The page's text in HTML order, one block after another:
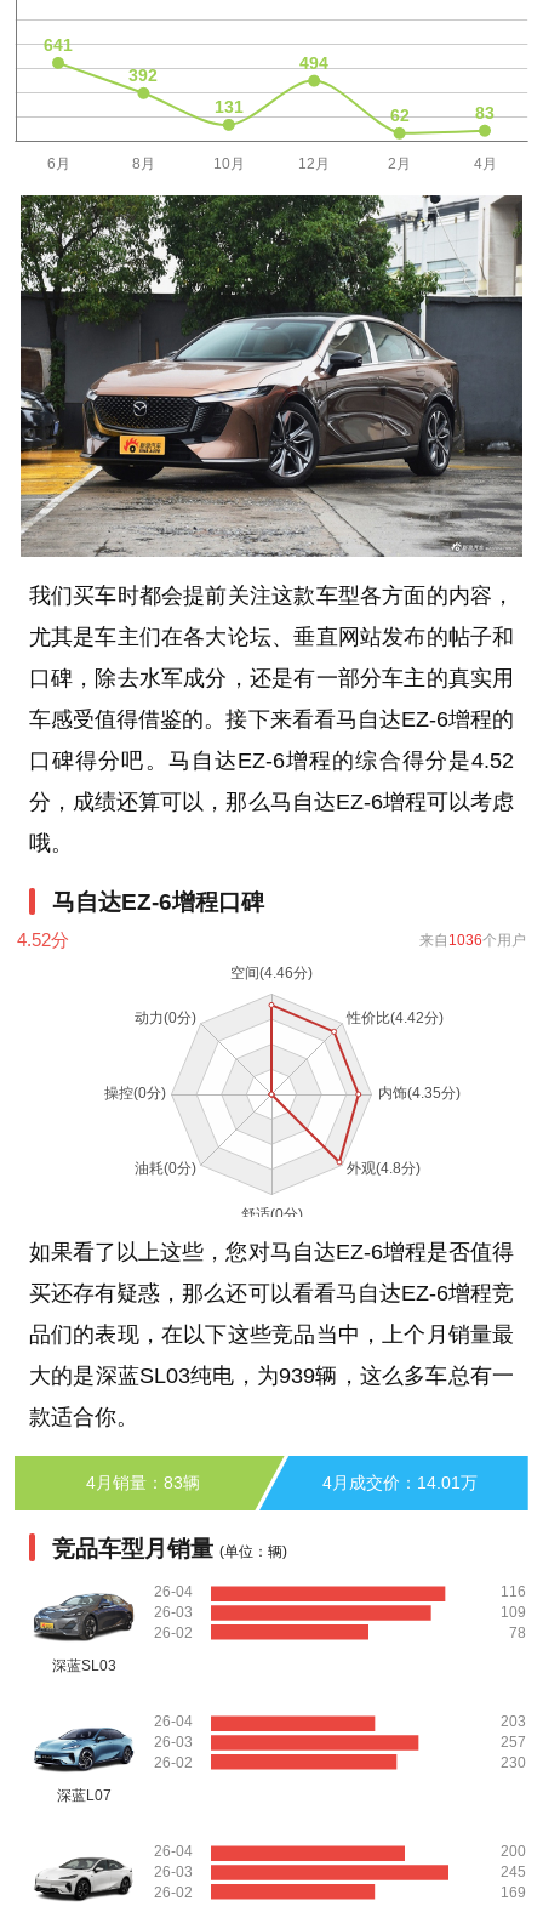
我们买车时都会提前关注这款车型各方面的内容，
尤其是车主们在各大论坛、垂直网站发布的帖子和
口碑，除去水军成分，还是有一部分车主的真实用
车感受值得借鉴的。接下来看看马自达EZ-6增程的
口碑得分吧。马自达EZ-6增程的综合得分是4.52
分，成绩还算可以，那么马自达EZ-6增程可以考虑
哦。
马自达EZ-6增程口碑
4.52分 来自 1036个用户
如果看了以上这些，您对马自达EZ-6增程是否值得
买还存有疑惑，那么还可以看看马自达EZ-6增程竞
品们的表现，在以下这些竞品当中，上个月销量最
大的是深蓝SL03纯电，为939辆，这么多车总有一
款适合你。
4月销量：83辆 4月成交价：14.01万
竞品车型月销量 (单位：辆)
深蓝SL03
26-04
26-03
26-02
116
109
78
深蓝L07
26-04
26-03
26-02
203
257
230
26-04
26-03
26-02
200
245
169